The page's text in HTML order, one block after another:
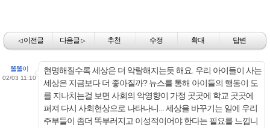
◁이전글 다음글▷ 추천 수정 확대 답변
똘똘이
02/03 11:10
현명해질수록 세상은 더 악랄해지는듯 해요. 우리 아이들이 사는
세상은 지금보다 더 좋아질까? 뉴스를 통해 아이들의 행동이 도
를 지나치는걸 보면 사회의 악영향이 가정 곳곳에 학교 곳곳에
퍼져 다시 사회현상으로 나타나니... 세상을 바꾸기는 일에 우리
주부들이 좀더 똑부러지고 이성적이어야 한다는 필요를 느낍니